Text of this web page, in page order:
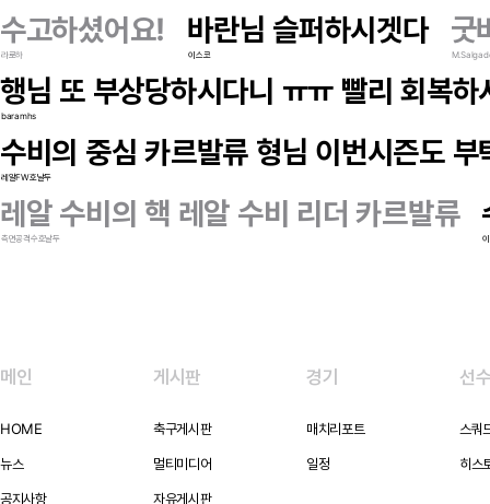
수고하셨어요!
라로하
바란님 슬퍼하시겟다
이스코
굿
행님 또 부상당하시다니 ㅠㅠ 빨리 회복
baramhs
수비의 중심 카르발류 형님 이번시즌도
레알FW호날두
레알 수비의 핵 레알 수비 리더 카르발류
측면공격수호날두
메인
HOME
뉴스
공지사항
게시판
축구게시판
멀티미디어
자유게시판
경기
매치리포트
일정
선
스쿼
히스